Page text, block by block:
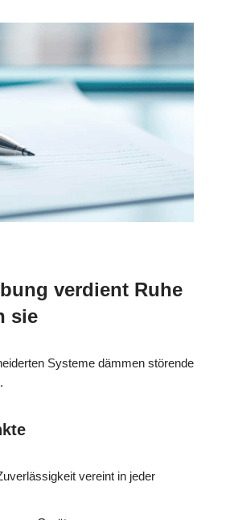
verdient Ruhe
sie
Systeme dämmen störende
vereint in jeder